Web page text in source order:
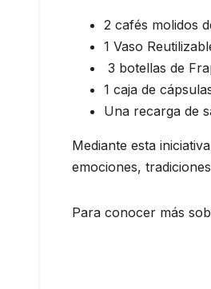
2 cafés molidos
1 Vaso
3 botellas de
1 caja de
Una recarga de
Mediante esta
emociones,
Para conocer más